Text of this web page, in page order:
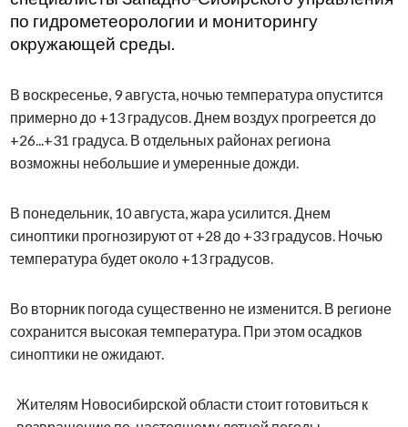
по гидрометеорологии и мониторингу
окружающей среды.
В воскресенье, 9 августа, ночью температура опустится
примерно до +13 градусов. Днем воздух прогреется до
+26...+31 градуса. В отдельных районах региона
возможны небольшие и умеренные дожди.
В понедельник, 10 августа, жара усилится. Днем
синоптики прогнозируют от +28 до +33 градусов. Ночью
температура будет около +13 градусов.
Во вторник погода существенно не изменится. В регионе
сохранится высокая температура. При этом осадков
синоптики не ожидают.
Жителям Новосибирской области стоит готовиться к